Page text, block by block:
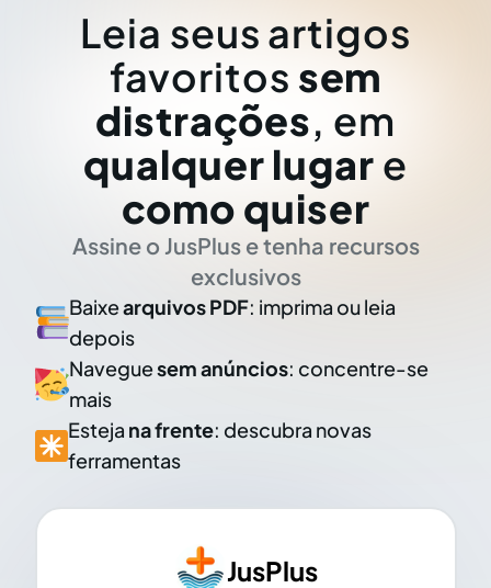
Leia seus artigos
favoritos sem
distrações, em
qualquer lugar e
como quiser
Assine o JusPlus e tenha recursos
exclusivos
Baixearquivos PDF: imprima ou leia
depois
Naveguesem anúncios: concentre-se
mais
Esteja na frente: descubra novas
ferramentas
JusPlus